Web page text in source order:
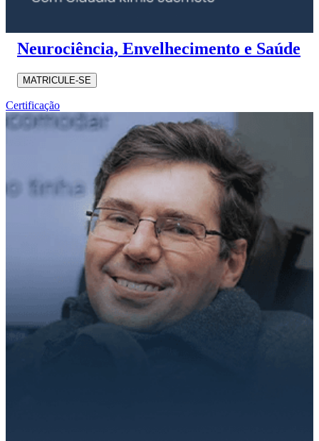
Neurociência, Envelhecimento e Saúde
MATRICULE-SE
Certificação